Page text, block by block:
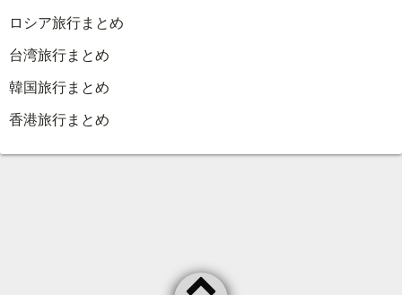
ロシア旅行まとめ
台湾旅行まとめ
韓国旅行まとめ
香港旅行まとめ